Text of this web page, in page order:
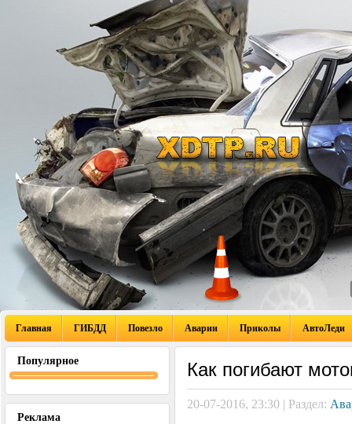
Главная ГИБДД Повезло Аварии Приколы АвтоЛеди
Популярное
Реклама
Как погибают
20-07-2016, 23:30 | Раздел: